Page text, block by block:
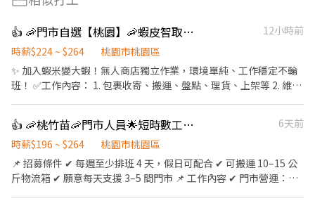
👍 🦐門市自選【桃園】🦐蝦皮智取店 / 免經驗、快速報到 💰時薪 224 -264
12小時前
時薪$224 ~ $264
桃園市桃園區
✨ 加入蝦米變大蝦！無人商店獨立作業，環境單純、工作穩定不輪
班！ ✅工作內容： 1. 包裹收寄、搬運、盤點、理貨、上架等 2. 維持
門市支援 🌙🌙夜班說明🌙🌙 工作型態：為每日跑點約3–10家門市，
跑點距離約16km內 需可配合(早班/晚班)擇一於門市安排受訓 🔔需
有機車&駕照🔔 ⸻ ✅工作時間： 🔹早班：07:00-12:00、07:30-
12:30、08:00-13:00、08:30-13:30 🔹晚班：17:30-22:30、17:30-
👍 🦐桃竹苗🦐門市人員🌟短時數工作🌟零經驗也能快速上手
6天前
時薪$196 ~ $264
桃園市桃園區
📌 招募條件 ✔ 每週至少排班 4 天，假日可配合 ✔ 可搬運 10–15 公
斤物流箱 ✔ 願意每天支援 3–5 間門市 📌 工作內容 ✔ 門市營運：包